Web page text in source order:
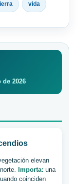
vida
de 2026
elevan
Importa: una
coinciden